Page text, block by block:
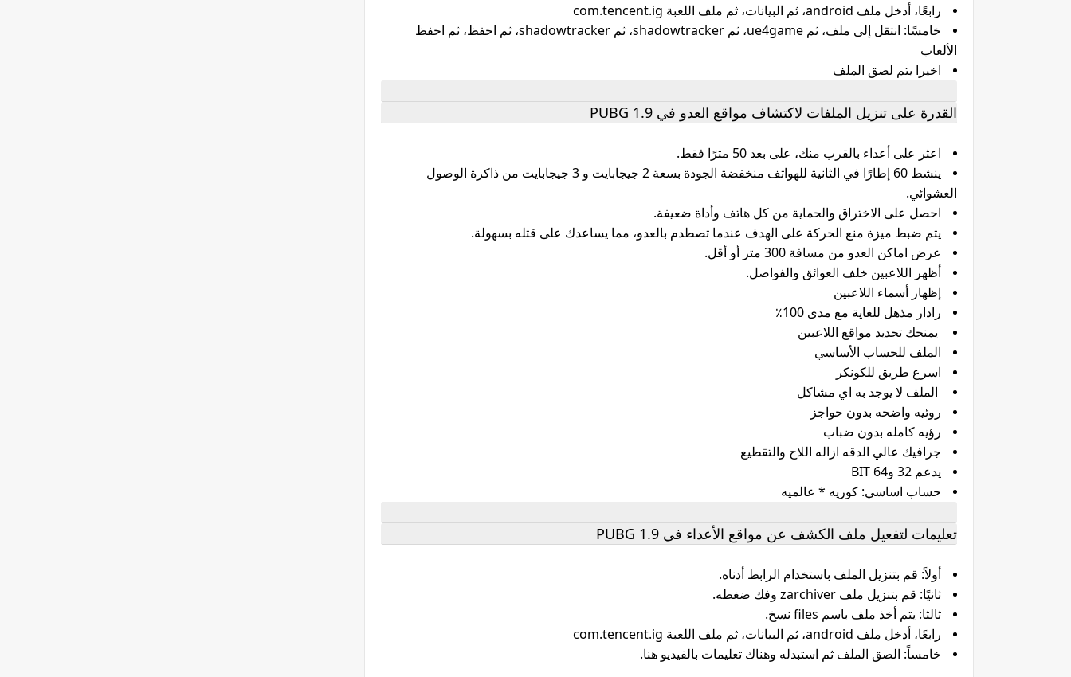
رابعًا، أدخل ملف android، ثم البيانات، ثم ملف اللعبة com.tencent.ig
خامسًا: انتقل إلى ملف، ثم ue4game، ثم shadowtracker، ثم shadowtracker، ثم احفظ، ثم احفظ
الألعاب
اخيرا يتم لصق الملف
القدرة على تنزيل الملفات لاكتشاف مواقع العدو في PUBG 1.9
اعثر على أعداء بالقرب منك، على بعد 50 مترًا فقط.
ينشط 60 إطارًا في الثانية للهواتف منخفضة الجودة بسعة 2 جيجابايت و 3 جيجابايت من ذاكرة الوصول
العشوائي.
احصل على الاختراق والحماية من كل هاتف وأداة ضعيفة.
يتم ضبط ميزة منع الحركة على الهدف عندما تصطدم بالعدو، مما يساعدك على قتله بسهولة.
عرض اماكن العدو من مسافة 300 متر أو أقل.
أظهر اللاعبين خلف العوائق والفواصل.
إظهار أسماء اللاعبين
رادار مذهل للغاية مع مدى 100٪
يمنحك تحديد مواقع اللاعبين
الملف للحساب الأساسي
اسرع طريق للكونكر
الملف لا يوجد به اي مشاكل
روئيه واضحه بدون حواجز
رؤيه كامله بدون ضباب
جرافيك عالي الدقه ازاله اللاج والتقطيع
يدعم 32 و64 BIT
حساب اساسي: كوريه * عالميه
تعليمات لتفعيل ملف الكشف عن مواقع الأعداء في PUBG 1.9
أولاً: قم بتنزيل الملف باستخدام الرابط أدناه.
ثانيًا: قم بتنزيل ملف zarchiver وفك ضغطه.
ثالثا: يتم أخذ ملف باسم files نسخ.
رابعًا، أدخل ملف android، ثم البيانات، ثم ملف اللعبة com.tencent.ig
خامساً: الصق الملف ثم استبدله وهناك تعليمات بالفيديو هنا.